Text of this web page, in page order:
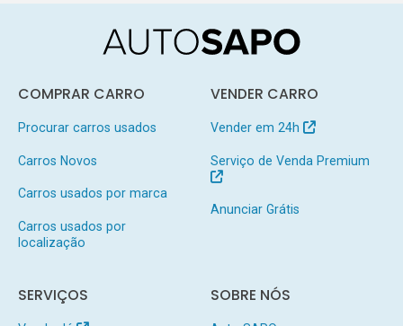
COMPRAR CARRO
Procurar carros usados
Carros Novos
Carros usados por marca
Carros usados por
localização
VENDER CARRO
Vender em 24h
Serviço de Venda Premium
Anunciar Grátis
SERVIÇOS SOBRE NÓS